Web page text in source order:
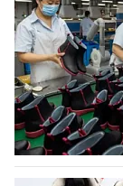
условия
Российский
раздел для
дизайнерских
Бренды также
06.08.2026 626